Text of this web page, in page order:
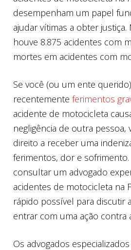
desempenham um papel
ajudar vítimas a obter justiça.
houve 8.875 acidentes com
mortes em acidentes com
Se você (ou um ente
recentemente ferimentos
acidente de motocicleta
negligência de outra
direito a receber uma
ferimentos, dor e
consultar um advogado
acidentes de motocicleta na
rápido possível para discutir
entrar com uma ação contra
Os advogados